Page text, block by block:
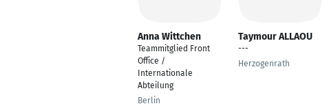
Anna Wittchen
Teammitglied Front
Office /
Internationale
Abteilung
Berlin
Taymour ALLAOU
---
Herzogenrath